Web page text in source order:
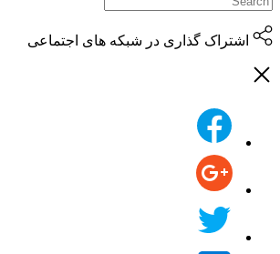
اشتراک گذاری در شبکه های اجتماعی